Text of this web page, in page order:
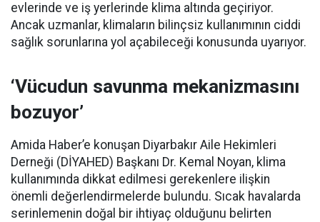
evlerinde ve iş yerlerinde klima altında geçiriyor.
Ancak uzmanlar, klimaların bilinçsiz kullanımının ciddi
sağlık sorunlarına yol açabileceği konusunda uyarıyor.
‘Vücudun savunma mekanizmasını
bozuyor’
Amida Haber’e konuşan Diyarbakır Aile Hekimleri
Derneği (DİYAHED) Başkanı Dr. Kemal Noyan, klima
kullanımında dikkat edilmesi gerekenlere ilişkin
önemli değerlendirmelerde bulundu. Sıcak havalarda
serinlemenin doğal bir ihtiyaç olduğunu belirten